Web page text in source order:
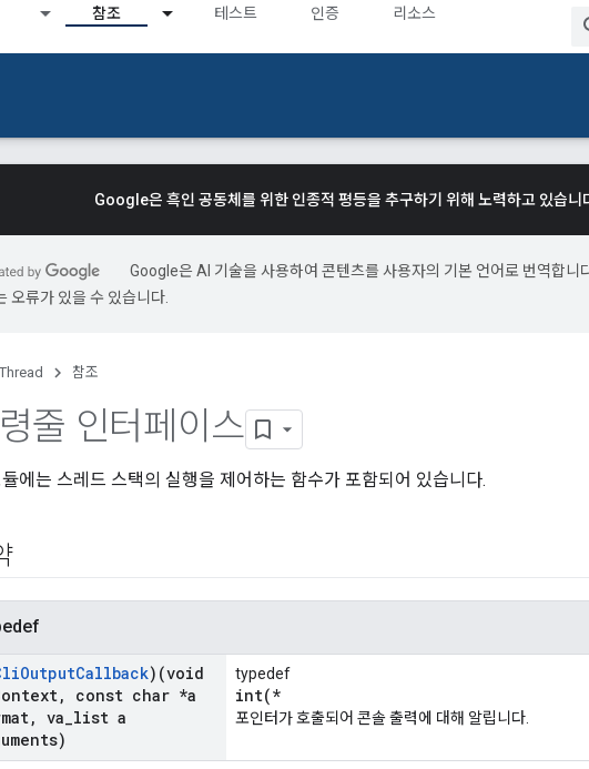
참조 테스트 인증 리소스
Google은 흑인 공동체를 위한 인종적 평등을 추구하기 위해 노력하고 있습니
Google은 AI 기술을 사용하여 콘텐츠를 사용자의 기본 언어로 번역합니
오류가 있을 수 있습니다.
참조
줄 인터페이스
에는 스레드 스택의 실행을 제어하는 함수가 포함되어 있습니다.
OutputCallback)(void
,
const char *a
, va list a
typedef
int(*
포인터가 호출되어 콘솔 출력에 대해 알립니다.